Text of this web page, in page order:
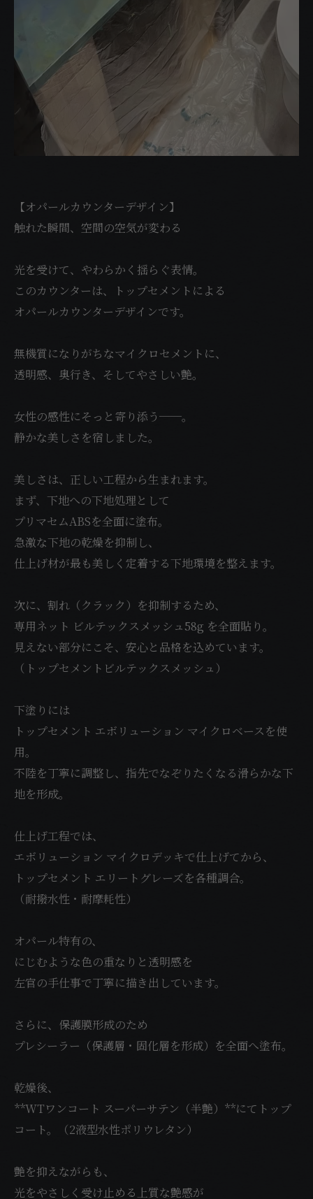
【オパールカウンターデザイン】
触れた瞬間、空間の空気が変わる
光を受けて、やわらかく揺らぐ表情。
このカウンターは、トップセメントによる
オパールカウンターデザインです。
無機質になりがちなマイクロセメントに、
透明感、奥行き、そしてやさしい艶。
女性の感性にそっと寄り添う──。
静かな美しさを宿しました。
美しさは、正しい工程から生まれます。
まず、下地への下地処理として
プリマセムABSを全面に塗布。
急激な下地の乾燥を抑制し、
仕上げ材が最も美しく定着する下地環境を整えます。
次に、割れ（クラック）を抑制するため、
専用ネット ビルテックスメッシュ58g を全面貼り。
見えない部分にこそ、安心と品格を込めています。
（トップセメントビルテックスメッシュ）
下塗りには
トップセメント エボリューション マイクロベースを使
用。
不陸を丁寧に調整し、指先でなぞりたくなる滑らかな下
地を形成。
仕上げ工程では、
エボリューション マイクロデッキで仕上げてから、
トップセメント エリートグレーズを各種調合。
（耐撥水性・耐摩耗性）
オパール特有の、
にじむような色の重なりと透明感を
左官の手仕事で丁寧に描き出しています。
さらに、保護膜形成のため
プレシーラー（保護層・固化層を形成）を全面へ塗布。
乾燥後、
**WTワンコート スーパーサテン（半艶）**にてトップ
コート。（2液型水性ポリウレタン）
艶を抑えながらも、
光をやさしく受け止める上質な艶感が